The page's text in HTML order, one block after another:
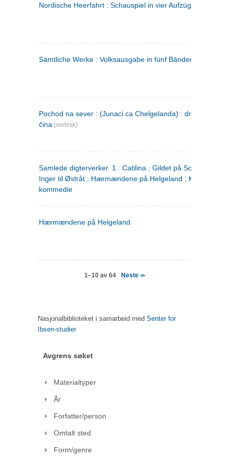
Nordische Heerfahrt : Schauspiel in vier Aufzügen
Sämtliche Werke : Volksausgabe in fünf Bänden
Pochod na sever : (Junaci ca Chelgelanda) : drama u četiri
čina (serbisk)
Samlede digterverker. 1 : Catilina ; Gildet på Solhaug ; Fru
Inger til Østråt ; Hærmændene på Helgeland ;
kommedie
Hærmændene på Helgeland
1–10 av 64 Neste>>
Nasjonalbiblioteket i samarbeid med Senter for
Ibsen-studier
Avgrens søket
Materialtyper
År
Forfatter/person
Omtalt sted
Form/genre